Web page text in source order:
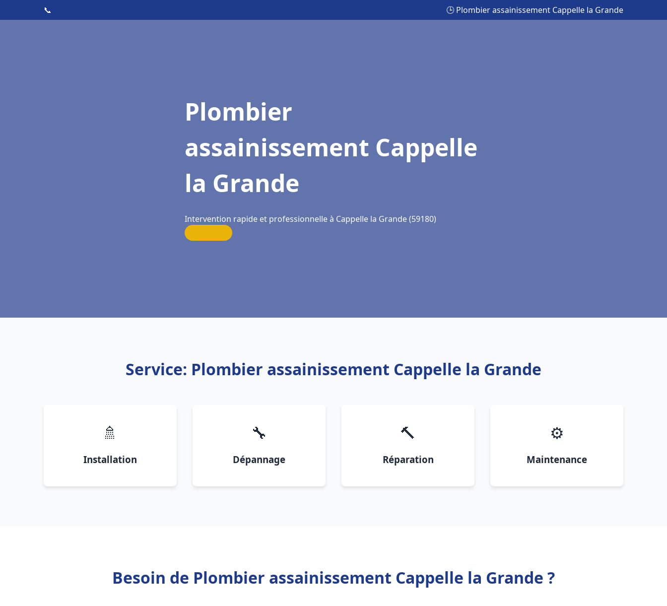
📞 🕒 Plombier assainissement Cappelle la Grande
Plombier
assainissement Cappelle
la Grande
Intervention rapide et professionnelle à Cappelle la Grande (59180)
Service: Plombier assainissement Cappelle la Grande
🚿
Installation
🔧
Dépannage
🔨
Réparation
⚙️
Maintenance
Besoin de Plombier assainissement Cappelle la Grande ?